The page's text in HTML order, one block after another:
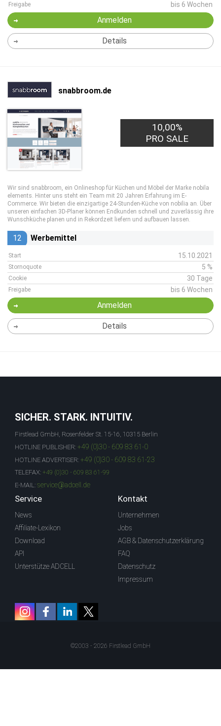
Freigabe bis 6 Wochen
Anmelden
Details
snabbroom.de
10,00%
PRO SALE
Wir sind snabbroom, ein Onlineshop für Küchen und Möbel der Marke nobila
elements. Hinter uns steht ein Team mit 20 Jahren Erfahrung im E-
Commerce. Wir bieten die einzigartige 24-Stunden-Küche von nobilia an. Über
unseren einfachen 3D-Planer können Endkunden schnell und zuverlässig ihre
Wunschküche planen und in Rekordzeit liefern und aufbauen lassen.
12 Werbemittel
Start 15.10.2021
Stornoquote 5 %
Cookie 30 Tage
Freigabe bis 6 Wochen
Anmelden
Details
SICHER. STARK. INTUITIV.
Firstlead GmbH, Rosenfelder St. 15-16, 10315 Berlin
HOTLINE PUBLISHER: +49 (0)30 - 609 83 61-0
HOTLINE ADVERTISER: +49 (0)30 - 609 83 61-23
TELEFAX: +49 (0)30 - 609 83 61-99
E-MAIL: service@adcell.de
Service
News
Affiliate-Lexikon
Download
API
Unterstütze ADCELL
Kontakt
Unternehmen
Jobs
AGB & Datenschutzerklärung
FAQ
Datenschutz
Impressum
©2003 - 2026 Firstlead GmbH